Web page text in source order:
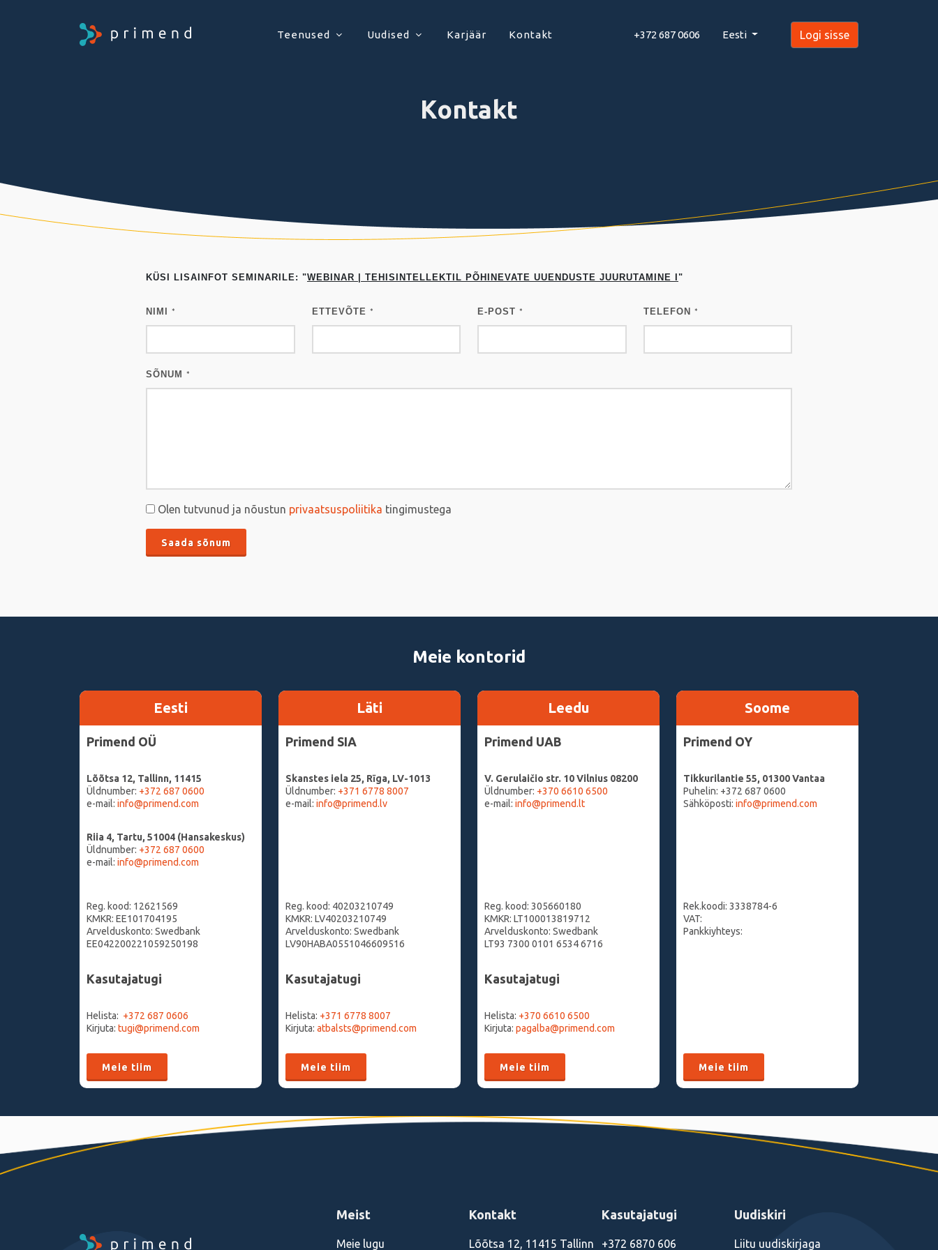
Teenused Uudised Karjäär Kontakt +372 687 0606 Eesti Logi sisse
Kontakt
KÜSI LISAINFOT SEMINARILE: "WEBINAR | TEHISINTELLEKTIL PÕHINEVATE UUENDUSTE JUURUTAMINE I "
NIMI * ETTEVÕTE * E-POST * TELEFON *
SÕNUM *
Olen tutvunud ja nõustun privaatsuspoliitika tingimustega
Meie kontorid
Eesti
Primend OÜ
Lõõtsa 12, Tallinn, 11415
Üldnumber: +372 687 0600
e-mail: info@primend.com
Riia 4, Tartu, 51004 (Hansakeskus)
Üldnumber: +372 687 0600
e-mail: info@primend.com
Reg. kood: 12621569
KMKR: EE101704195
Arvelduskonto: Swedbank
EE042200221059250198
Kasutajatugi
Helista: +372 687 0606
Kirjuta: tugi@primend.com
Meie tiim
Läti
Primend SIA
Skanstes iela 25, Rīga, LV-1013
Üldnumber: +371 6778 8007
e-mail: info@primend.lv
Reg. kood: 40203210749
KMKR: LV40203210749
Arvelduskonto: Swedbank
LV90HABA0551046609516
Kasutajatugi
Helista: +371 6778 8007‬
Kirjuta: atbalsts@primend.com
Meie tiim
Leedu
Primend UAB
V. Gerulaičio str. 10 Vilnius 08200
Üldnumber: +370 6610 6500
e-mail: info@primend.lt
Reg. kood: 305660180
KMKR: LT100013819712
Arvelduskonto: Swedbank
LT93 7300 0101 6534 6716
Kasutajatugi
Helista: +370 6610 6500
Kirjuta: pagalba@primend.com
Meie tiim
Soome
Primend OY
Tikkurilantie 55, 01300 Vantaa
Puhelin: +372 687 0600
Sähköposti: info@primend.com
Rek.koodi: 3338784-6
VAT:
Pankkiyhteys:
Meie tiim
Meist
Meie lugu
Kontakt
Lõõtsa 12, 11415 Tallinn
Kasutajatugi
+372 6870 606
Uudiskiri
Liitu uudiskirjaga